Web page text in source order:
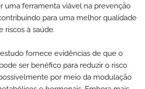
uma ferramenta viável na prevenção
para uma melhor qualidade
riscos à saúde.
fornece evidências de que o
ser benéfico para reduzir o risco
por meio da modulação